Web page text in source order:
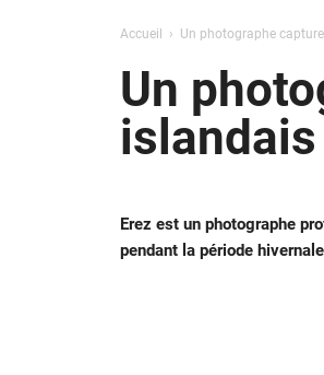
Accueil Un photographe
Un
Erez est un photographe
pendant la période